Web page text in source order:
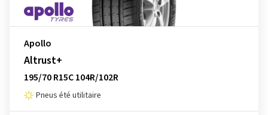
Apollo
Altrust+
195/70 R15C 104R/102R
Pneus été utilitaire